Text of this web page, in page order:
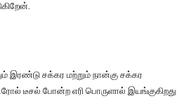
இரண்டு சக்கர மற்றும் நான்கு சக்கர
டீசல் போன்ற எரி பொருளால் இயங்குகிறது